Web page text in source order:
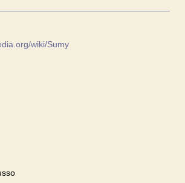
wiki/Sumy